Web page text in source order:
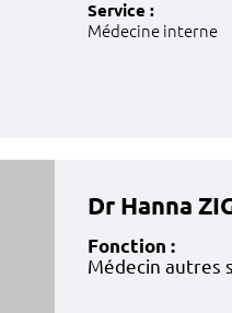
Service :
Médecine interne
Dr Hanna
Fonction :
Médecin autres